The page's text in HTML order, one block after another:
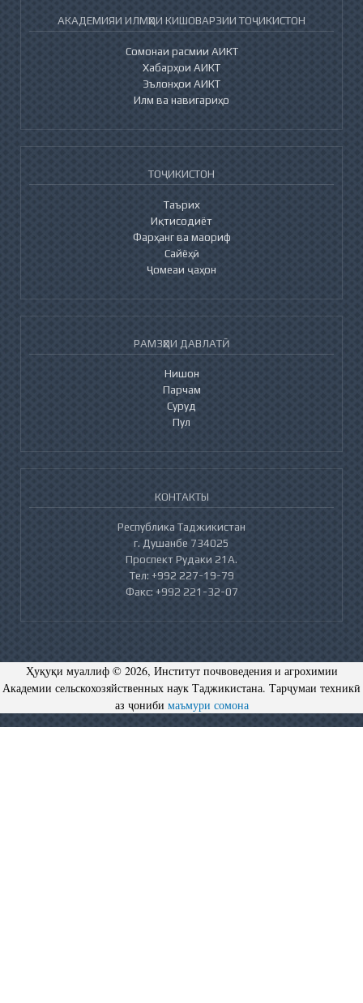
АКАДЕМИЯИ ИЛМҲОИ КИШОВАРЗИИ ТОҶИКИСТОН
Сомонаи расмии АИКТ
Хабарҳои АИКТ
Эълонҳои АИКТ
Илм ва навигариҳо
ТОҶИКИСТОН
Таърих
Иқтисодиёт
Фарҳанг ва маориф
Сайёҳӣ
Ҷомеаи ҷаҳон
РАМЗҲОИ ДАВЛАТӢ
Нишон
Парчам
Суруд
Пул
КОНТАКТЫ
Республика Таджикистан
г. Душанбе 734025
Проспект Рудаки 21А.
Тел: +992 227-19-79
Факс: +992 221-32-07
Ҳуқуқи муаллиф © 2026, Институт почвоведения и агрохимии
Академии сельскохозяйственных наук Таджикистана. Тарҷумаи техникӣ
аз ҷониби маъмури сомона